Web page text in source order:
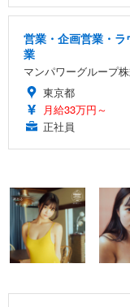
営業・企画営業・
業
マンパワーグループ
東京都
月給33万円～
正社員